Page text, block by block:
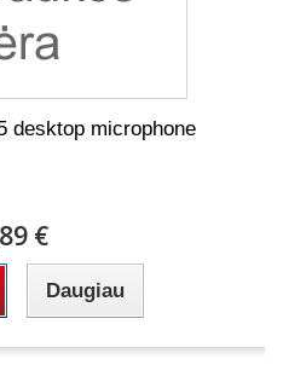
desktop microphone
€
Daugiau